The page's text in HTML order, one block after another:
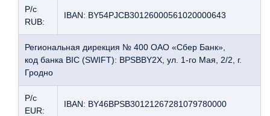
Р/с
RUB:
IBAN: BY54PJCB30126000561020000643
Региональная дирекция № 400 ОАО «Сбер Банк»,
код банка BIC (SWIFT): BPSBBY2X, ул. 1-го Мая, 2/2, г.
Гродно
Р/с
EUR:
IBAN: BY46BPSB30121267281079780000